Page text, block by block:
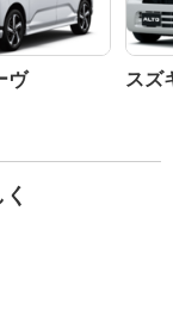
ヴ スズ